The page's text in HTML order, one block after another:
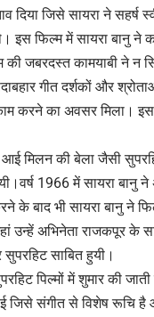
जिसे सायरा ने सहर्ष
इस फिल्म में सायरा बानु ने
जबरदस्त कामयाबी ने न
गीत दर्शकों और
करने का अवसर मिला।
मिलन की बेला जैसी
1966 में सायरा बानु
के बाद भी सायरा बानु ने
उन्हें अभिनेता राजकपूर के
साबित हुयी।
पिल्मों में शुमार की
जिसे संगीत से विशेष